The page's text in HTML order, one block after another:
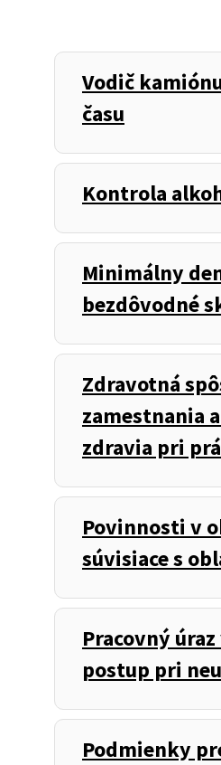
Vodič
času
Kontrola
Minimálny
bezdôvodné
Zdravotná
zamestnania
zdravia pri
Povinnosti v
súvisiace s
Pracovný
postup pri
Podmienky